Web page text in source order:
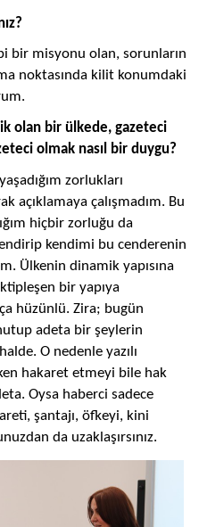
bir misyonu olan, sorunların
noktasında kilit konumdaki
olan bir ülkede, gazeteci
olmak nasıl bir duygu?
zorlukları
açıklamaya çalışmadım. Bu
hiçbir zorluğu da
kendimi bu cenderenin
Ülkenin dinamik yapısına
bir yapıya
hüzünlü. Zira; bugün
adeta bir şeylerin
O nedenle yazılı
hakaret etmeyi bile hak
Oysa haberci sadece
şantajı, öfkeyi, kini
da uzaklaşırsınız.